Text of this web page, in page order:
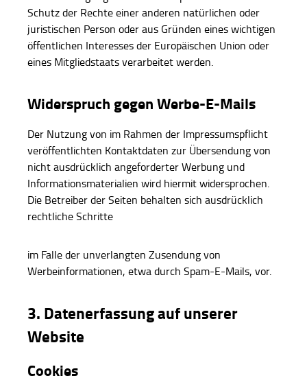
Schutz der Rechte einer anderen natürlichen oder
juristischen Person oder aus Gründen eines wichtigen
öffentlichen Interesses der Europäischen Union oder
eines Mitgliedstaats verarbeitet werden.
Widerspruch gegen Werbe-E-Mails
Der Nutzung von im Rahmen der Impressumspflicht
veröffentlichten Kontaktdaten zur Übersendung von
nicht ausdrücklich angeforderter Werbung und
Informationsmaterialien wird hiermit widersprochen.
Die Betreiber der Seiten behalten sich ausdrücklich
rechtliche Schritte
im Falle der unverlangten Zusendung von
Werbeinformationen, etwa durch Spam-E-Mails, vor.
3. Datenerfassung auf unserer
Website
Cookies